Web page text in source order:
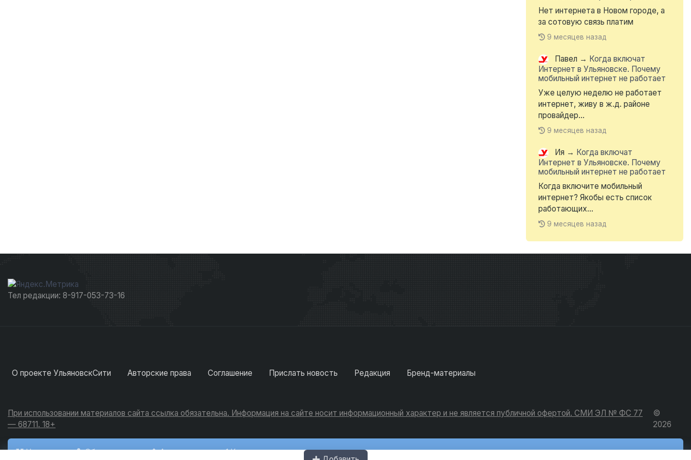
Нет интернета в Новом городе, а
за сотовую связь платим
9 месяцев назад
Павел → Когда включат
Интернет в Ульяновске. Почему
мобильный интернет не работает
Уже целую неделю не работает
интернет, живу в ж.д. районе
провайдер...
9 месяцев назад
Ия → Когда включат
Интернет в Ульяновске. Почему
мобильный интернет не работает
Когда включите мобильный
интернет? Якобы есть список
работающих...
9 месяцев назад
Тел редакции: 8-917-053-73-16
О проекте УльяновскСити Авторские права Соглашение Прислать новость Редакция Бренд-материалы
При использовании материалов сайта ссылка обязательна. Информация на сайте носит информационный характер и не является публичной офертой. СМИ ЭЛ № ФС 77
— 68711. 18+
©
2026
Новости Обсуждения Активность Консультации